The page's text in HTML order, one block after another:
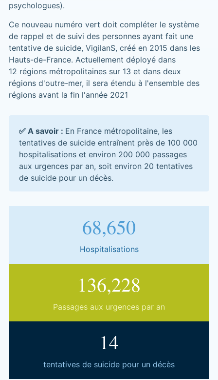
psychologues).
Ce nouveau numéro vert doit compléter le système
de rappel et de suivi des personnes ayant fait une
tentative de suicide, VigilanS, créé en 2015 dans les
Hauts-de-France. Actuellement déployé dans
12 régions métropolitaines sur 13 et dans deux
régions d'outre-mer, il sera étendu à l'ensemble des
régions avant la fin l'année 2021
✅ A savoir : En France métropolitaine, les
tentatives de suicide entraînent près de 100 000
hospitalisations et environ 200 000 passages
aux urgences par an, soit environ 20 tentatives
de suicide pour un décès.
77,145
Hospitalisations
153,318
Passages aux urgences par an
16
tentatives de suicide pour un décès